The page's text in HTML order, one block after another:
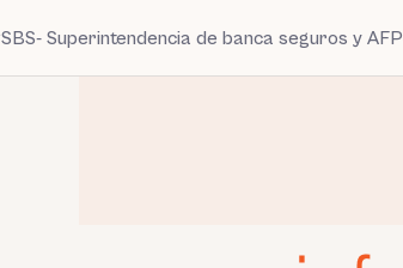
SBS- Superintendencia de banca seguros y AFP